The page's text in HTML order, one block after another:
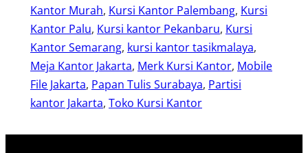
Kantor Murah, Kursi Kantor Palembang, Kursi
Kantor Palu, Kursi kantor Pekanbaru, Kursi
Kantor Semarang, kursi kantor tasikmalaya
Meja Kantor Jakarta, Merk Kursi Kantor, Mobile
File Jakarta, Papan Tulis Surabaya, Partisi
kantor Jakarta, Toko Kursi Kantor